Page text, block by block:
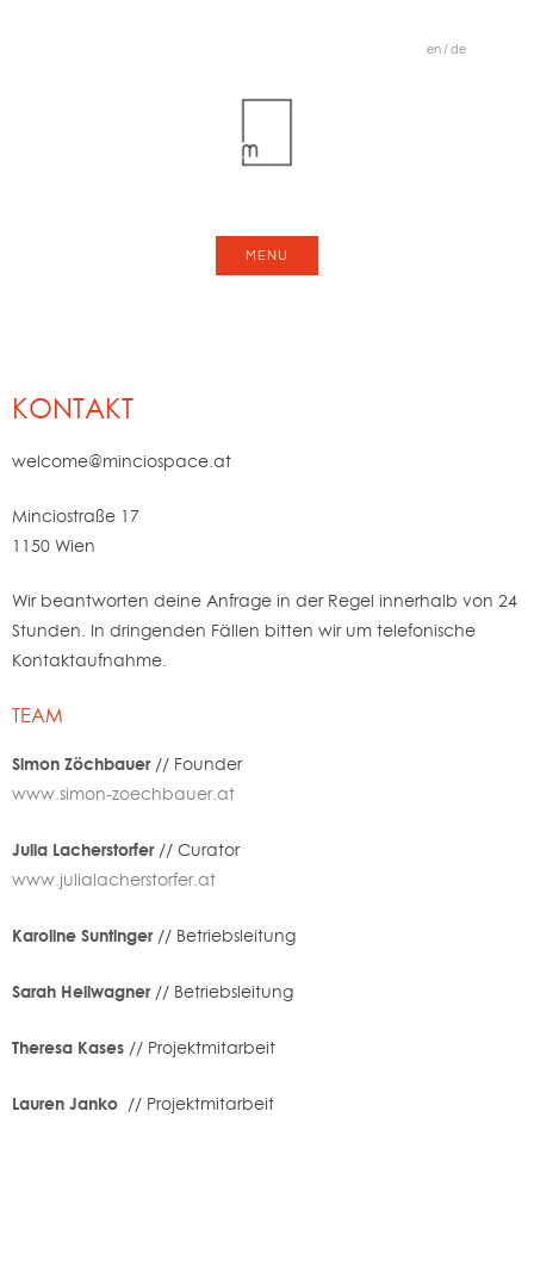
en /de
MENU
KONTAKT
welcome@minciospace.at
Minciostraße 17
1150 Wien
Wir beantworten deine Anfrage in der Regel innerhalb von 24
Stunden. In dringenden Fällen bitten wir um telefonische
Kontaktaufnahme.
TEAM
Simon Zöchbauer // Founder
www.simon-zoechbauer.at
Julia Lacherstorfer// Curator
www.julialacherstorfer.at
Karoline Suntinger // Betriebsleitung
Sarah Hellwagner // Betriebsleitung
Theresa Kases // Projektmitarbeit
Lauren Janko // Projektmitarbeit